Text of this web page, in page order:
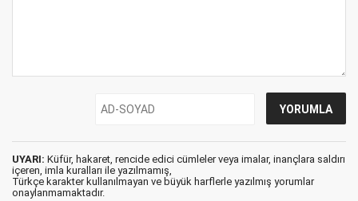
UYARI: Küfür, hakaret, rencide edici cümleler veya imalar, inançlara saldırı
içeren, imla kuralları ile yazılmamış,
Türkçe karakter kullanılmayan ve büyük harflerle yazılmış yorumlar
onaylanmamaktadır.